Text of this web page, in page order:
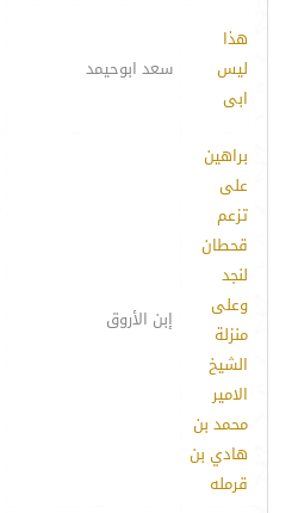
هذا
ليس
ابى
سعد ابوحيمد
براهين
على
تزعم
قحطان
لنجد
وعلى
منزلة
الشيخ
الامير
محمد بن
هادي بن
قرمله
إبن الأروق